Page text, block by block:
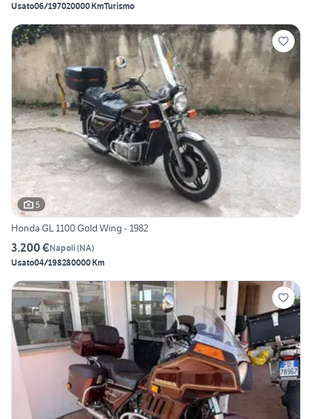
Usato06/197020000 KmTurismo
5
Honda GL 1100 Gold Wing - 1982
3.200 €Napoli(NA)
Usato04/198280000 Km